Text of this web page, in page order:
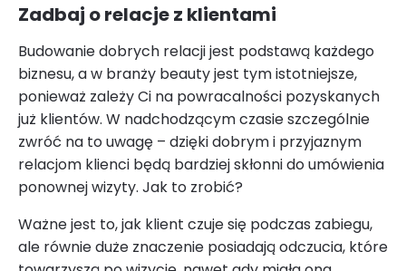
Zadbaj o relacje z klientami
Budowanie dobrych relacji jest podstawą każdego
biznesu, a w branży beauty jest tym istotniejsze,
ponieważ zależy Ci na powracalności pozyskanych
już klientów. W nadchodzącym czasie szczególnie
zwróć na to uwagę – dzięki dobrym i przyjaznym
relacjom klienci będą bardziej skłonni do umówienia
ponownej wizyty. Jak to zrobić?
Ważne jest to, jak klient czuje się podczas zabiegu,
ale równie duże znaczenie posiadają odczucia, które